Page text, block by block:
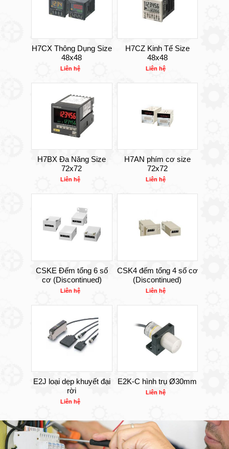
H7CX Thông Dụng Size
48x48
Liên hệ
H7CZ Kinh Tế Size
48x48
Liên hệ
H7BX Đa Năng Size
72x72
Liên hệ
H7AN phím cơ size
72x72
Liên hệ
CSKE Đếm tổng 6 số
cơ (Discontinued)
Liên hệ
CSK4 đếm tổng 4 số cơ
(Discontinued)
Liên hệ
E2J loại dẹp khuyết đại
rời
Liên hệ
E2K-C hình trụ Ø30mm
Liên hệ